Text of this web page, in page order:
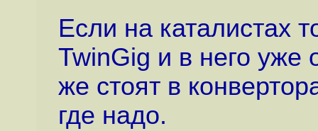
Если на каталистах
TwinGig и в него уже
же стоят в
где надо.